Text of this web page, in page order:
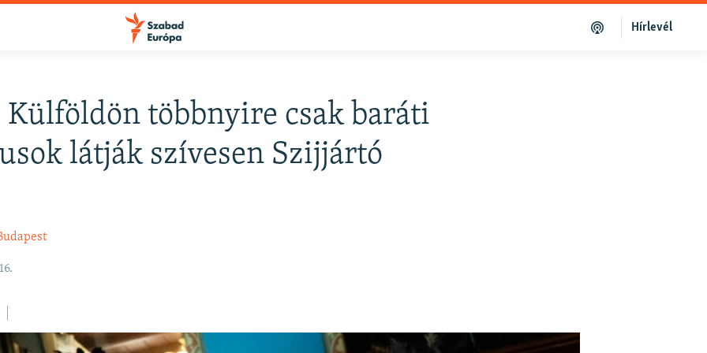
Hírlevél
Külföldön többnyire csak baráti
látják szívesen Szijjártó